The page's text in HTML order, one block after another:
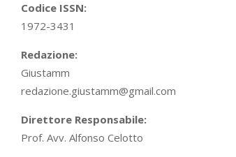
Codice ISSN:
1972-3431
Redazione:
Giustamm
redazione.giustamm@gmail.com
Direttore Responsabile:
Prof. Avv. Alfonso Celotto